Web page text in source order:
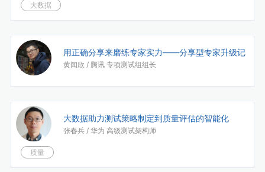
大数据
用正确分享来磨练专家实力——分享型专家升级记
黄闻欣 / 腾讯 专项测试组组长
大数据助力测试策略制定到质量评估的智能化
张春兵 / 华为 高级测试架构师
质量